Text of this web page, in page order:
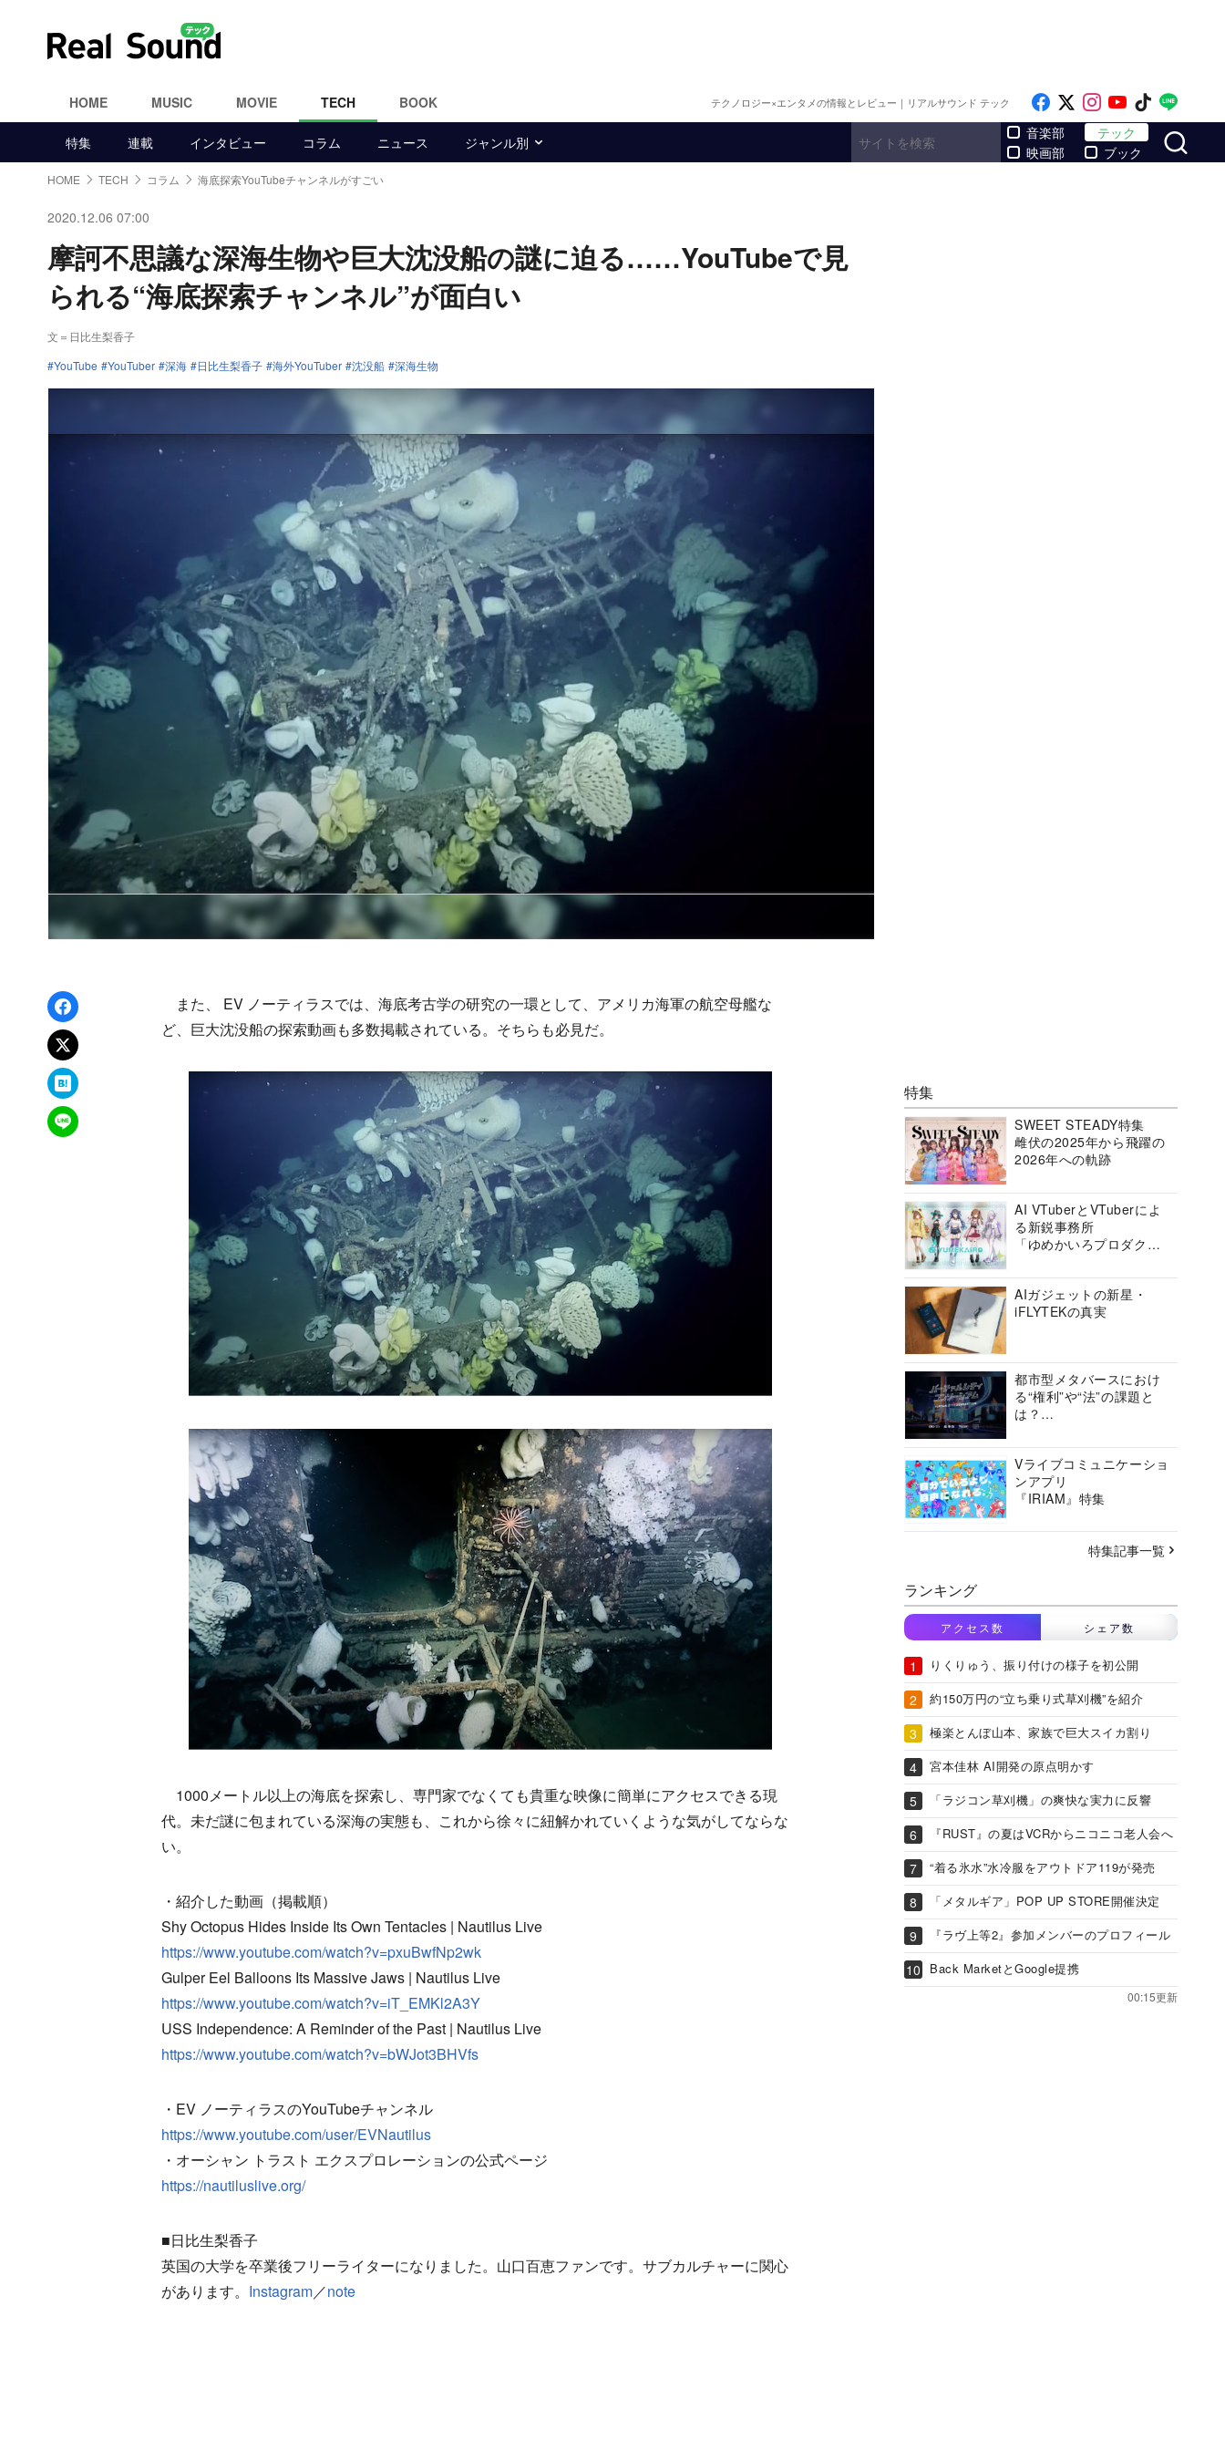
HOME MUSIC MOVIE TECH BOOK テクノロジー×エンタメの情報とレビュー｜リアルサウンド テック Like on Facebook
Follow on x
Follow on
Follow on
Follow
特集 連載 インタビュー コラム ニュース ジャンル別
音楽部
映画部
テック
ブック
HOME TECH コラム 海底探索YouTubeチャンネルがすごい
2020.12.06 07:00
摩訶不思議な深海生物や巨大沈没船の謎に迫る……YouTubeで見
られる“海底探索チャンネル”が面白い
文＝日比生梨香子
YouTube
YouTuber 深海 日比生梨香子 海外YouTuber 沈没船 深海生物
Facebookでシェア
xでポスト
はてなブックマーク
LINEで送る
また、 EV ノーティラスでは、海底考古学の研究の一環として、アメリカ海軍の航空母艦な
ど、巨大沈没船の探索動画も多数掲載されている。そちらも必見だ。
1000メートル以上の海底を探索し、専門家でなくても貴重な映像に簡単にアクセスできる現
代。未だ謎に包まれている深海の実態も、これから徐々に紐解かれていくような気がしてならな
い。
・紹介した動画（掲載順）
Shy Octopus Hides Inside Its Own Tentacles | Nautilus Live
https://www.youtube.com/watch?v=pxuBwfNp2wk
Gulper Eel Balloons Its Massive Jaws | Nautilus Live
https://www.youtube.com/watch?v=iT_EMKl2A3Y
USS Independence: A Reminder of the Past | Nautilus Live
https://www.youtube.com/watch?v=bWJot3BHVfs
・EV ノーティラスのYouTubeチャンネル
https://www.youtube.com/user/EVNautilus
・オーシャン トラスト エクスプロレーションの公式ページ
https://nautiluslive.org/
■日比生梨香子
英国の大学を卒業後フリーライターになりました。山口百恵ファンです。サブカルチャーに関心
があります。 Instagram／note
特集
SWEET STEADY特集
雌伏の2025年から飛躍の
2026年への軌跡
AI VTuberとVTuberによ
る新鋭事務所
「ゆめかいろプロダクシ
AIガジェットの新星・
iFLYTEKの真実
都市型メタバースにおけ
る“権利”や“法”の課題と
は？
ーシアムの挑戦に迫る
Vライブコミュニケーショ
ンアプリ
『IRIAM』特集
特集記事一覧
ランキング
アクセス数 シェア数
りくりゅう、振り付けの様子を初公開
約150万円の“立ち乗り式草刈機”を紹介
極楽とんぼ山本、家族で巨大スイカ割り
宮本佳林 AI開発の原点明かす
「ラジコン草刈機」の爽快な実力に反響
『RUST』の夏はVCRからニコニコ老人会へ
“着る氷水”水冷服をアウトドア119が発売
「メタルギア」POP UP STORE開催決定
『ラヴ上等2』参加メンバーのプロフィール
Back MarketとGoogle提携
00:15更新